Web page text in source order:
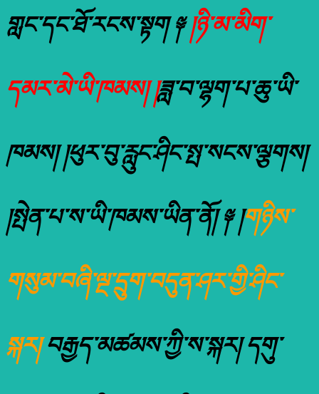
གླང་དང་ཐོ་རངས་སྟག ༈།ཉི་མ་མིག་
དམར་མེ་ཡི་ཁམས། །ཟླ་བ་ལྷག་པ་ཆུ་ཡི་
ཁམས། །ཕུར་བུ་རླུང་ཤིང་སྤ་སངས་ལྕགས།
།སྤེན་པ་ས་ཡི་ཁམས་ཡིན་ནོ། ༈ །གཉིས་
གསུམ་བཞི་ལྔ་དྲུག་བདུན་ཤར་གྱི་ཤིང་
སྐར།བརྒྱད་མཚམས་ཀྱི་ས་སྐར། དགུ་